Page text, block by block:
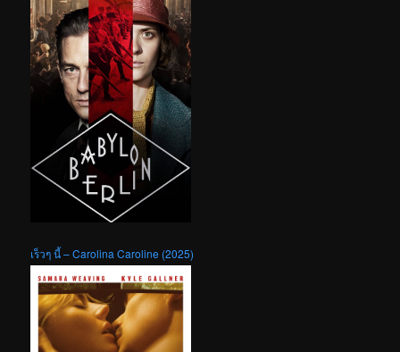
เร็วๆ นี้ – Carolina Caroline (2025)